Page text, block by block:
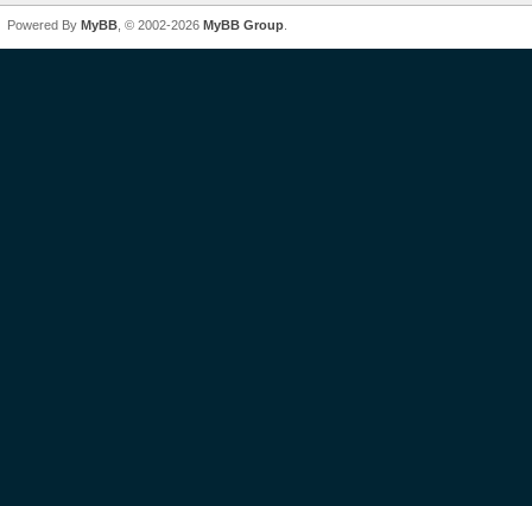
Powered By MyBB , © 2002-2026 MyBB Group